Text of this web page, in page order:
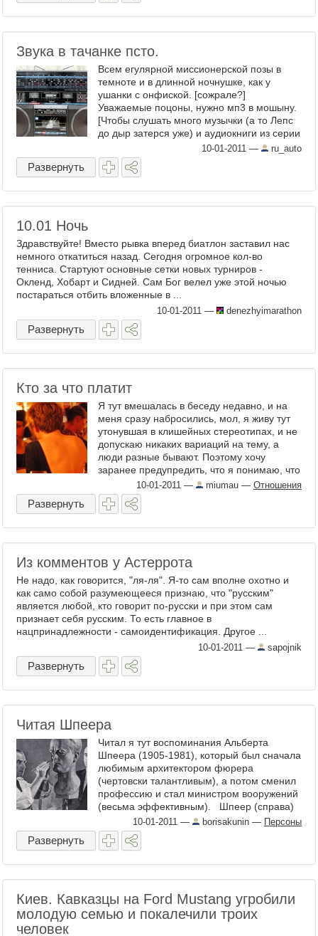
Звука в тачанке псто.
Всем егулярной миссионерской позы в
темноте и в длинной ночнушке, как у
ушанки с онфиской. [сожрале?]
Уважаемые поцоны, нужно мп3 в мошыну.
[Чтобы слушать много музычки (а то Лепс
до дыр затерся уже) и аудиокниги из серии
Как стать стервой за 14 ...10-01-2011 — ru_auto
Развернуть
10.01 Ночь
Здравствуйте! Вместо рывка вперед биатлон заставил нас
немного откатиться назад. Сегодня огромное кол-во
тенниса. Стартуют основные сетки новых турниров -
Окленд, Хобарт и Сидней. Сам Бог велел уже этой ночью
постараться отбить вложенные в ...
10-01-2011 — denezhyimarathon
Развернуть
Кто за что платит
Я тут вмешалась в беседу недавно, и на
меня сразу набросились, мол, я живу тут
утонувшая в клишейных стереотипах, и не
допускаю никаких вариаций на тему, а
люди разные бывают. Поэтому хочу
заранее предупредить, что я понимаю, что
все люди разные. И я ...
10-01-2011 — miumau — Отношения
Развернуть
Из комментов у Астеррота
Не надо, как говорится, "ля-ля". Я-то сам вполне охотно и
как само собой разумеющееся признаю, что "русским"
является любой, кто говорит по-русски и при этом сам
признает себя русским. То есть главное в
нацпринадлежности - самоидентификация. Другое ...
10-01-2011 — sapojnik
Развернуть
Читая Шпеера
Читал я тут воспоминания Альберта
Шпеера (1905-1981), который был сначала
любимым архитектором фюрера
(чертовски талантливым), а потом сменил
профессию и стал министром вооружений
(весьма эффективным). Шпеер (справа)
готовится к долгой ...
10-01-2011 — borisakunin — Персоны
Развернуть
Киев. Кавказцы на Ford Mustang угробили
молодую семью и покалечили троих
человек